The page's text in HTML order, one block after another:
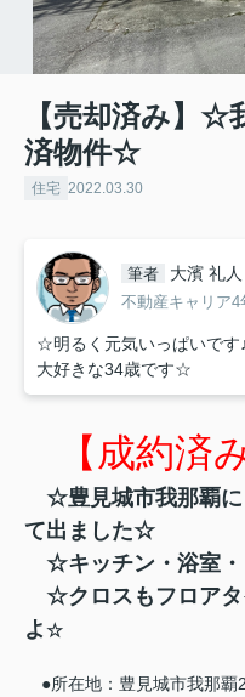
【売却済み】☆
済物件☆
住宅 2022.03.30
筆者 大濱 礼人
不動産キャリア4
☆明るく元気いっぱいです
大好きな34歳です☆
【成約済
☆豊見城市我那覇
て出ました☆
☆キッチン・浴室・
☆クロスもフロアタ
よ☆
●所在地：豊見城市我那覇